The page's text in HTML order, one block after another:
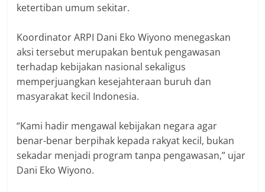
ketertiban umum sekitar.
Koordinator ARPI Dani Eko Wiyono menegaskan
aksi tersebut merupakan bentuk pengawasan
terhadap kebijakan nasional sekaligus
memperjuangkan kesejahteraan buruh dan
masyarakat kecil Indonesia.
“Kami hadir mengawal kebijakan negara agar
benar-benar berpihak kepada rakyat kecil, bukan
sekadar menjadi program tanpa pengawasan,” ujar
Dani Eko Wiyono.